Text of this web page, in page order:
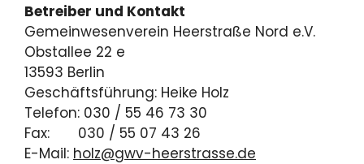
Betreiber und Kontakt
Gemeinwesenverein Heerstraße Nord e.V.
Obstallee 22 e
13593 Berlin
Geschäftsführung: Heike Holz
Telefon: 030 / 55 46 73 30
Fax: 030 / 55 07 43 26
E-Mail: holz@gwv-heerstrasse.de